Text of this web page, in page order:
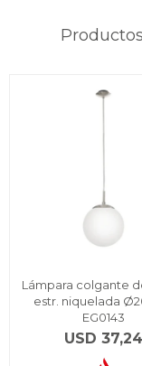
Lámpara colgante
estr. niquelada
EG0143
USD 37,24